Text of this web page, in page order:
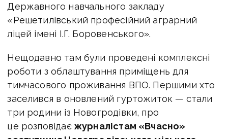
Державного навчального закладу
«Решетилівський професійний аграрний
ліцей імені I.Г. Боровенського».
Нещодавно там були проведені комплексні
роботи з облаштування приміщень для
тимчасового проживання ВПО. Першими хто
заселився в оновлений гуртожиток — стали
три родини із Новогродівки, про
це розповідає журналістам «Вчасно»